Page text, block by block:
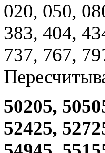
020, 050,
383, 404,
737, 767,
50205,
52425,